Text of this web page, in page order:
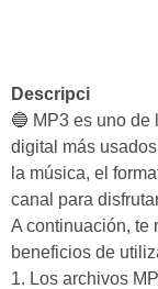
Descripci
🔵 MP3 es uno de
digital más
la música, el
canal para
A continuación, te
beneficios de
1. Los archivos